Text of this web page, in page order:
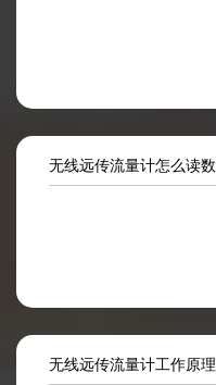
无线远传流量计怎么读数
无线远传流量计工作原理